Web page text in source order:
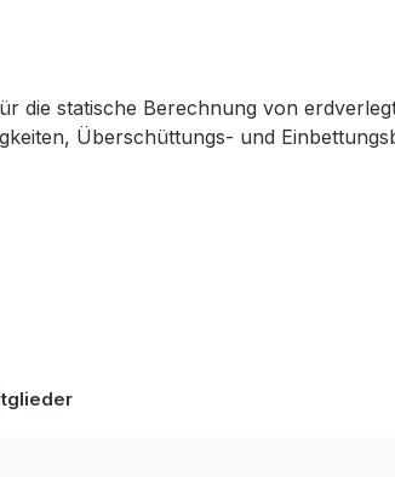
die statische Berechnung von
Überschüttungs- und